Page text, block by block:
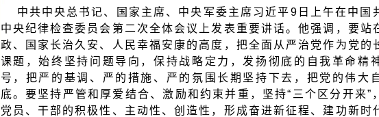
中共中央总书记、国家主席、中央军委主席习近平9日上午在中国
中央纪律检查委员会第二次全体会议上发表重要讲话。他强调，要站
政、国家长治久安、人民幸福安康的高度，把全面从严治党作为党的
课题，始终坚持问题导向，保持战略定力，发扬彻底的自我革命精
号，把严的基调、严的措施、严的氛围长期坚持下去，把党的伟大
底。 要坚持严管和厚爱结合、激励和约束并重，坚持“三个区分开来”
党员、干部的积极性、主动性、创造性，形成奋进新征程、建功新时